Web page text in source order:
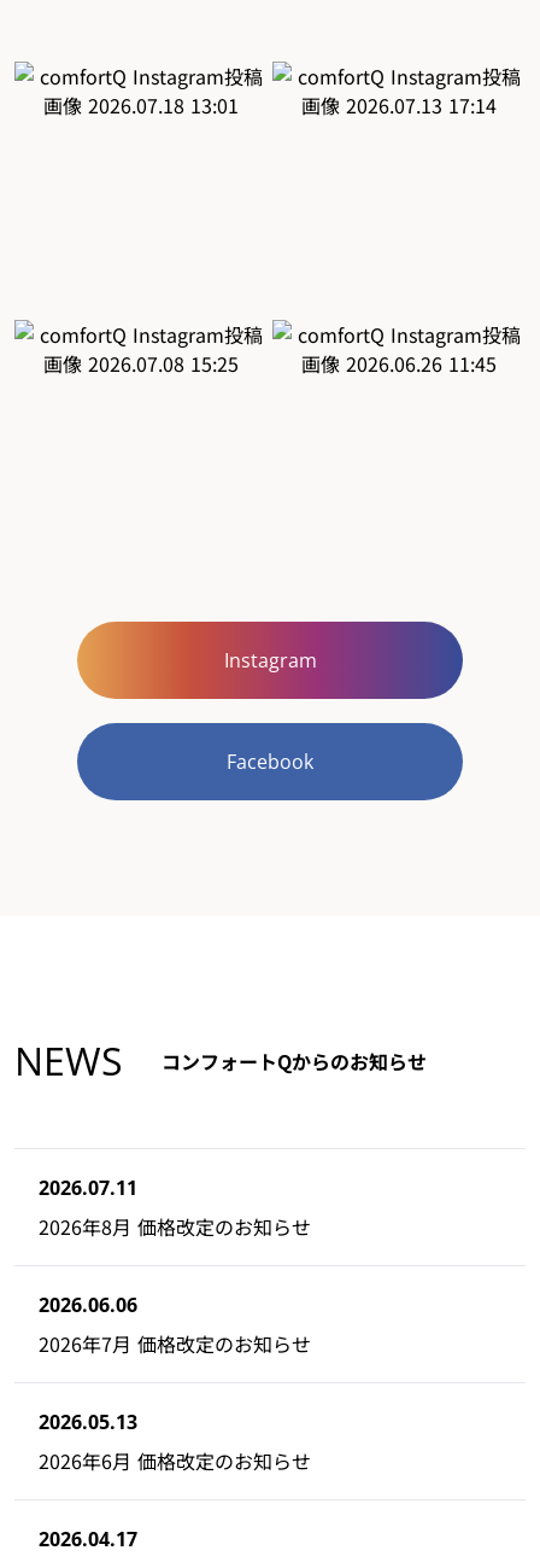
Instagram
Facebook
NEWS コンフォートQからのお知らせ
2026.07.11
2026年8月 価格改定のお知らせ
2026.06.06
2026年7月 価格改定のお知らせ
2026.05.13
2026年6月 価格改定のお知らせ
2026.04.17